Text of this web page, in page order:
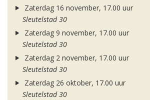
Zaterdag 16 november, 17.00 uur
Sleutelstad 30
Zaterdag 9 november, 17.00 uur
Sleutelstad 30
Zaterdag 2 november, 17.00 uur
Sleutelstad 30
Zaterdag 26 oktober, 17.00 uur
Sleutelstad 30